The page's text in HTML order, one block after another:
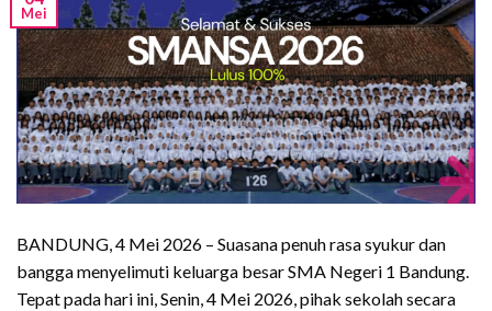
Mei
BANDUNG, 4 Mei 2026 – Suasana penuh rasa syukur dan
bangga menyelimuti keluarga besar SMA Negeri 1 Bandung.
Tepat pada hari ini, Senin, 4 Mei 2026, pihak sekolah secara